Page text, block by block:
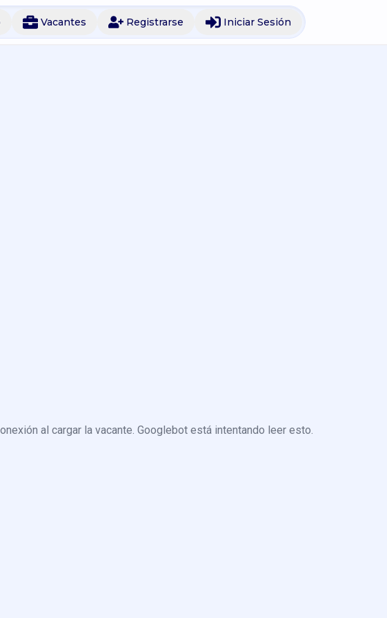
Vacantes Registrarse Iniciar Sesión
al cargar la vacante. Googlebot está intentando leer esto.